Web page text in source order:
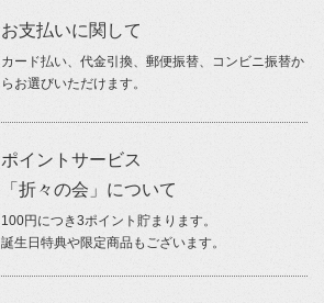
お支払いに関して
カード払い、代金引換、郵便振替、コンビニ振替か
らお選びいただけます。
ポイントサービス
「折々の会」について
100円につき3ポイント貯まります。
誕生日特典や限定商品もございます。